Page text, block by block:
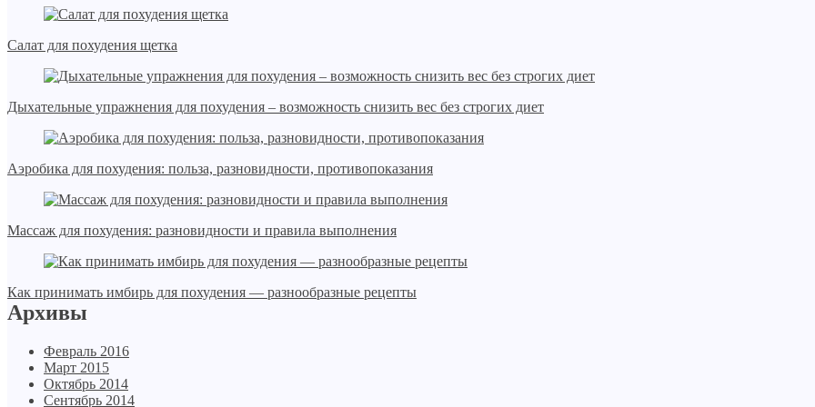
Салат для похудения щетка
Дыхательные упражнения для похудения – возможность снизить вес без строгих диет
Аэробика для похудения: польза, разновидности, противопоказания
Массаж для похудения: разновидности и правила выполнения
Как принимать имбирь для похудения — разнообразные рецепты
Архивы
Февраль 2016
Март 2015
Октябрь 2014
Сентябрь 2014